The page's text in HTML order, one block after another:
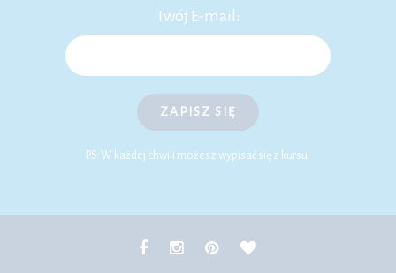
Twój E-mail:
ZAPISZ SIĘ
P.S. W każdej chwili możesz wypisać się z kursu.